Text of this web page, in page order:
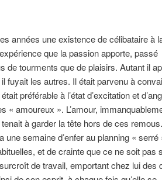
années une existence de célibataire à
que la passion apporte, passé
de tourments que de plaisirs. Autant il
fuyait les autres. Il était parvenu à
préférable à l’état d’excitation et
« amoureux ». L’amour,
à garder la tête hors de ces
une semaine d’enfer au planning « serré
et de crainte que ce ne soit pas
de travail, emportant chez lui des